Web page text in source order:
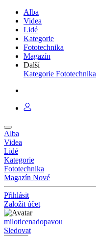
Alba
Videa
Lidé
Kategorie
Fototechnika
Magazín
Další
Kategorie Fototechnika
Alba
Videa
Lidé
Kategorie
Fototechnika
Magazín Nové
Přihlásit
Založit účet
miloticenadopavou
Sledovat